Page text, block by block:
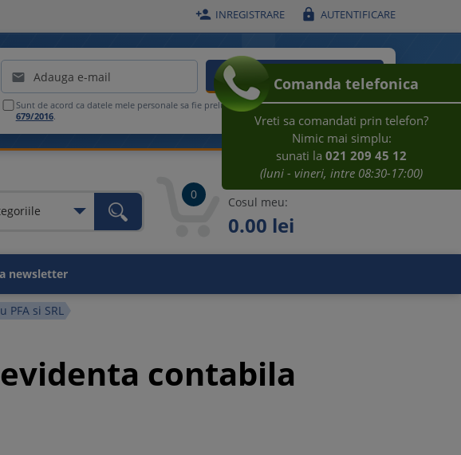
 INREGISTRARE  AUTENTIFICARE
 ACTIVEAZA REDUCEREA
Sunt de acord ca datele mele personale sa fie prelucrate conformRegulamentului UE
679/2016.
muncii
si Sanatate in Munca
publica
sport
0
Cosul meu:
0.00 lei
newsletter
PFA si SRL
contabila
Comanda telefonica
Vreti sa comandati prin telefon?
Nimic mai simplu:
sunati la 021 209 45 12
(luni - vineri, intre 08:30-17:00)